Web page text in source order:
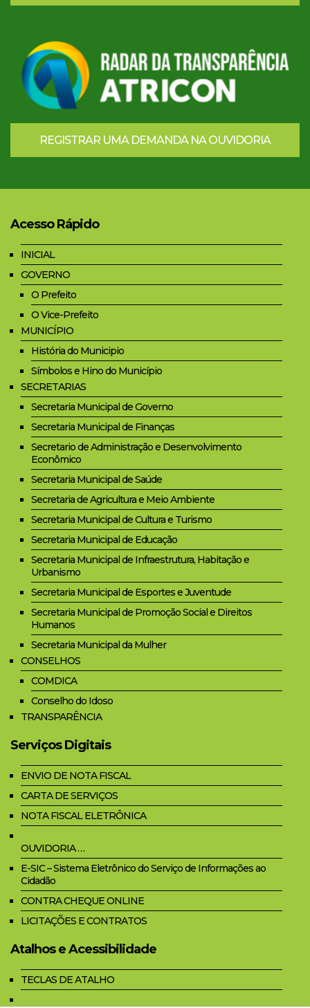
REGISTRAR UMA DEMANDA NA OUVIDORIA
Acesso Rápido
INICIAL
GOVERNO
O Prefeito
O Vice-Prefeito
MUNICÍPIO
História do Municipio
Símbolos e Hino do Município
SECRETARIAS
Secretaria Municipal de Governo
Secretaria Municipal de Finanças
Secretario de Administração e Desenvolvimento
Econômico
Secretaria Municipal de Saúde
Secretaria de Agricultura e Meio Ambiente
Secretaria Municipal de Cultura e Turismo
Secretaria Municipal de Educação
Secretaria Municipal de Infraestrutura, Habitação e
Urbanismo
Secretaria Municipal de Esportes e Juventude
Secretaria Municipal de Promoção Social e Direitos
Humanos
Secretaria Municipal da Mulher
CONSELHOS
COMDICA
Conselho do Idoso
TRANSPARÊNCIA
Serviços Digitais
ENVIO DE NOTA FISCAL
CARTA DE SERVIÇOS
NOTA FISCAL ELETRÔNICA
OUVIDORIA …
E-SIC – Sistema Eletrônico do Serviço de Informações ao
Cidadão
CONTRA CHEQUE ONLINE
LICITAÇÕES E CONTRATOS
Atalhos e Acessibilidade
TECLAS DE ATALHO